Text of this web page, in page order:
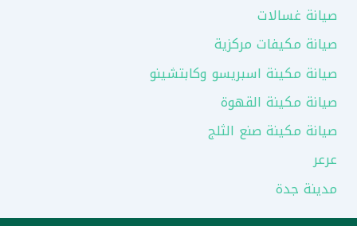
صيانة غسالات
صيانة مكيفات مركزية
صيانة مكينة اسبريسو وكابتشينو
صيانة مكينة القهوة
صيانة مكينة صنع الثلج
عرعر
مدينة جدة